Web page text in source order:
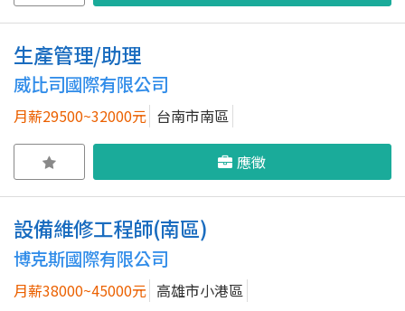
生產管理/助理
威比司國際有限公司
月薪29500~32000元 台南市南區
應徵
設備維修工程師(南區)
博克斯國際有限公司
月薪38000~45000元 高雄市小港區